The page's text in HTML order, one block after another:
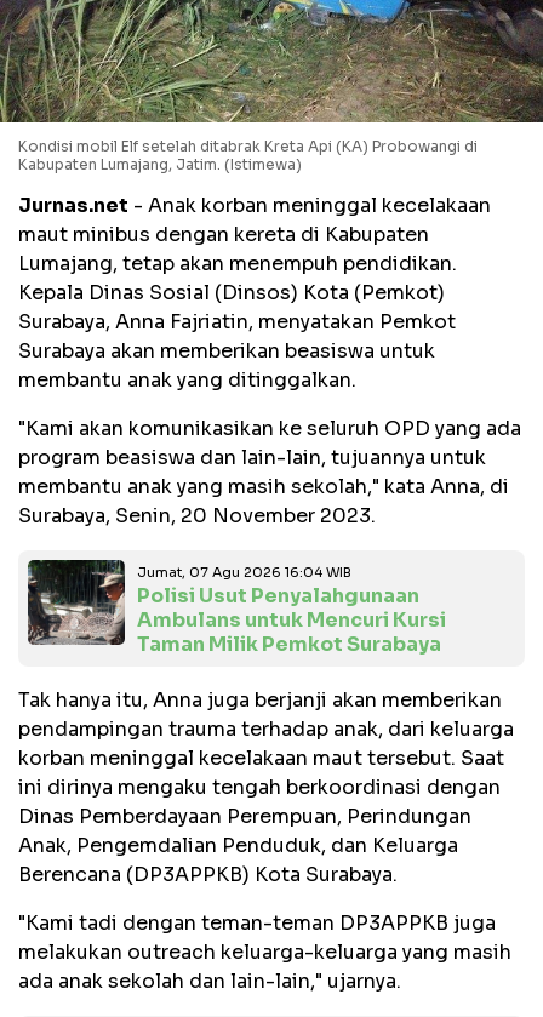
Kondisi mobil Elf setelah ditabrak Kreta Api (KA) Probowangi di
Kabupaten Lumajang, Jatim. (Istimewa)
Jurnas.net - Anak korban meninggal kecelakaan
maut minibus dengan kereta di Kabupaten
Lumajang, tetap akan menempuh pendidikan.
Kepala Dinas Sosial (Dinsos) Kota (Pemkot)
Surabaya, Anna Fajriatin, menyatakan Pemkot
Surabaya akan memberikan beasiswa untuk
membantu anak yang ditinggalkan.
"Kami akan komunikasikan ke seluruh OPD yang ada
program beasiswa dan lain-lain, tujuannya untuk
membantu anak yang masih sekolah," kata Anna, di
Surabaya, Senin, 20 November 2023.
Jumat, 07 Agu 2026 16:04 WIB
Polisi Usut Penyalahgunaan
Ambulans untuk Mencuri Kursi
Taman Milik Pemkot Surabaya
Tak hanya itu, Anna juga berjanji akan memberikan
pendampingan trauma terhadap anak, dari keluarga
korban meninggal kecelakaan maut tersebut. Saat
ini dirinya mengaku tengah berkoordinasi dengan
Dinas Pemberdayaan Perempuan, Perindungan
Anak, Pengemdalian Penduduk, dan Keluarga
Berencana (DP3APPKB) Kota Surabaya.
"Kami tadi dengan teman-teman DP3APPKB juga
melakukan outreach keluarga-keluarga yang masih
ada anak sekolah dan lain-lain," ujarnya.